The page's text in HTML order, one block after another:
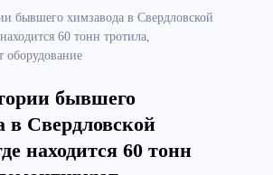
бывшего химзавода в Свердловской
60 тонн тротила,
оборудование
бывшего
в Свердловской
находится 60 тонн